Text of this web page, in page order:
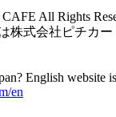
All Rights
株式会社ピチカ
English website
en